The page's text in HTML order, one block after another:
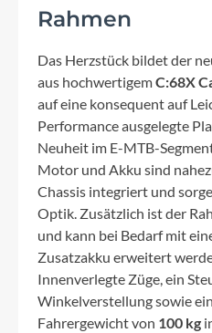
Rahmen
Das Herzstück bildet der
aus hochwertigemC:68X
auf eine konsequent auf
Performance ausgelegte
Neuheit im E-MTB-
Motor und Akku sind
Chassis integriert und
Optik. Zusätzlich ist der
und kann bei Bedarf mit
Zusatzakku erweitert
Innenverlegte Züge, ein
Winkelverstellung sowie
Fahrergewicht von 100 kg